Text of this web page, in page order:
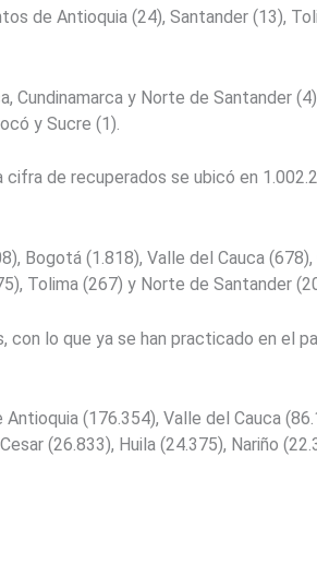
de Antioquia (24), Santander (13),
Cundinamarca y Norte de Santander
y Sucre (1).
de recuperados se ubicó en
Bogotá (1.818), Valle del Cauca (678),
Tolima (267) y Norte de Santander
con lo que ya se han practicado en el
(176.354), Valle del Cauca
(26.833), Huila (24.375), Nariño